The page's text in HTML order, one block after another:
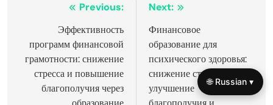
navigation
Previous:
Эффективность
программ финансовой
грамотности: снижение
стресса и повышение
благополучия через
Next:
Финансовое
образование для
психического здоровья:
снижение стресса,
улучшение
🌐 Russian ▾